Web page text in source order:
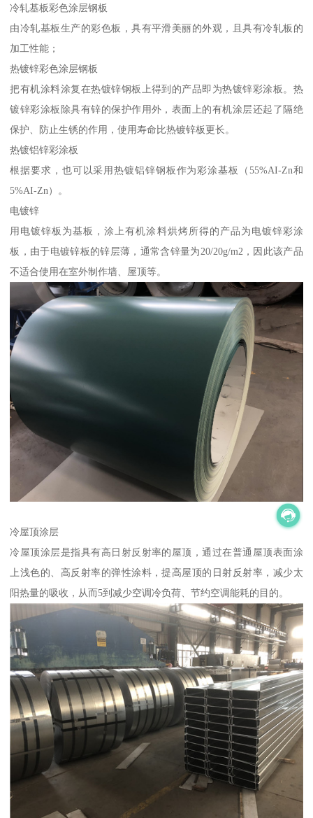
冷轧基板彩色涂层钢板
由冷轧基板生产的彩色板，具有平滑美丽的外观，且具有冷轧板的
加工性能；
热镀锌彩色涂层钢板
把有机涂料涂复在热镀锌钢板上得到的产品即为热镀锌彩涂板。热
镀锌彩涂板除具有锌的保护作用外，表面上的有机涂层还起了隔绝
保护、防止生锈的作用，使用寿命比热镀锌板更长。
热镀铝锌彩涂板
根据要求，也可以采用热镀铝锌钢板作为彩涂基板（55%AI-Zn和
5%AI-Zn）。
电镀锌
用电镀锌板为基板，涂上有机涂料烘烤所得的产品为电镀锌彩涂
板，由于电镀锌板的锌层薄，通常含锌量为20/20g/m2，因此该产品
不适合使用在室外制作墙、屋顶等。
冷屋顶涂层
冷屋顶涂层是指具有高日射反射率的屋顶，通过在普通屋顶表面涂
上浅色的、高反射率的弹性涂料，提高屋顶的日射反射率，减少太
阳热量的吸收，从而5到减少空调冷负荷、节约空调能耗的目的。